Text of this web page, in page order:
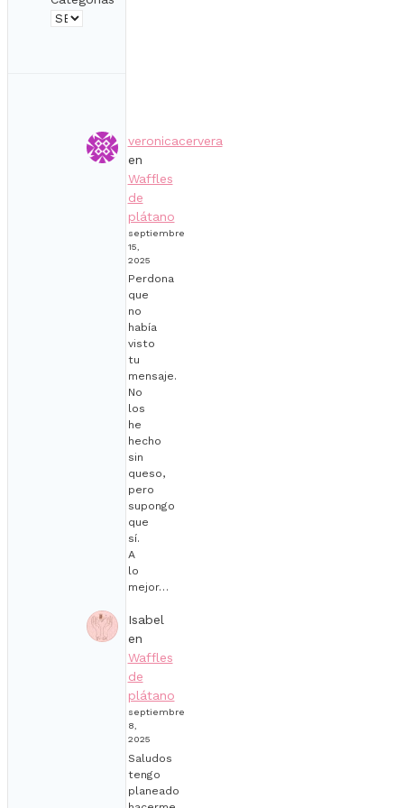
veronicacervera
en
Waffles
de
plátano
septiembre
15,
2025
Perdona
que
no
había
visto
tu
mensaje.
No
los
he
hecho
sin
queso,
pero
supongo
que
sí.
A
lo
mejor…
Isabel
en
Waffles
de
plátano
septiembre
8,
2025
Saludos
tengo
planeado